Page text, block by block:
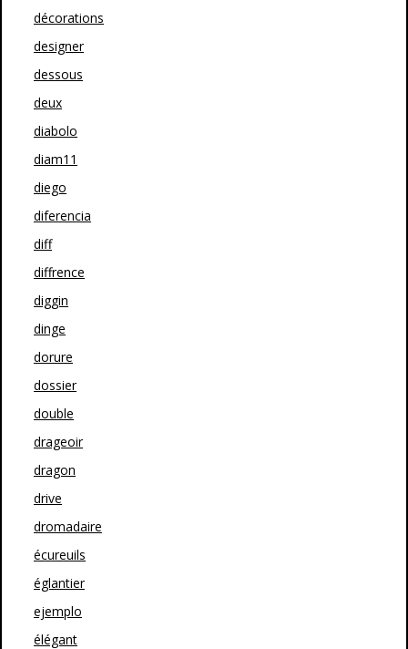
décorations
designer
dessous
deux
diabolo
diam11
diego
diferencia
diff
diffrence
diggin
dinge
dorure
dossier
double
drageoir
dragon
drive
dromadaire
écureuils
églantier
ejemplo
élégant